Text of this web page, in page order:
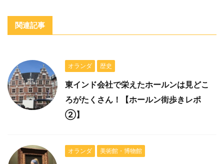
関連記事
オランダ 歴史
東インド会社で栄えたホールンは見どこ
ろがたくさん！【ホールン街歩きレポ
②】
オランダ 美術館・博物館